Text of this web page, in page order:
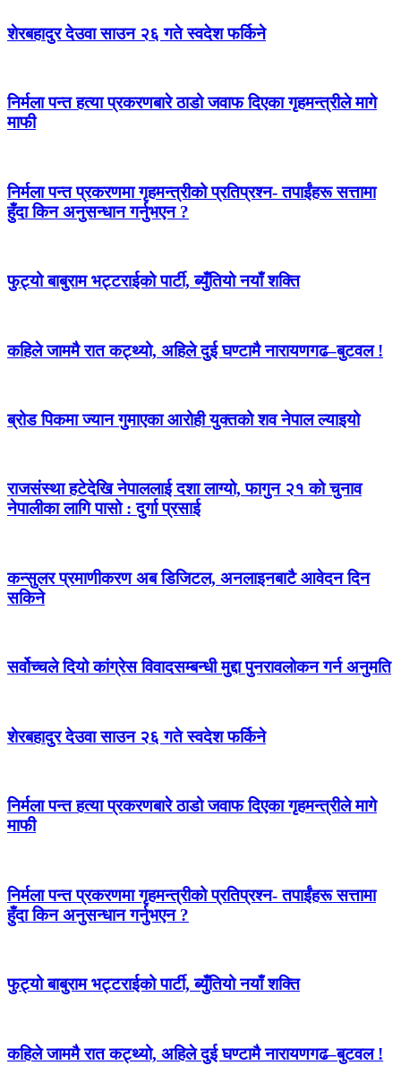
शेरबहादुर देउवा साउन २६ गते स्वदेश फर्किने
निर्मला पन्त हत्या प्रकरणबारे ठाडो जवाफ दिएका गृहमन्त्रीले मागे
माफी
निर्मला पन्त प्रकरणमा गृहमन्त्रीको प्रतिप्रश्न- तपाईंहरू सत्तामा
हुँदा किन अनुसन्धान गर्नुभएन ?
फुट्यो बाबुराम भट्टराईको पार्टी, ब्युँतियो नयाँ शक्ति
कहिले जाममै रात कट्थ्यो, अहिले दुई घण्टामै नारायणगढ–बुटवल !
ब्रोड पिकमा ज्यान गुमाएका आरोही युक्तको शव नेपाल ल्याइयो
राजसंस्था हटेदेखि नेपाललाई दशा लाग्यो, फागुन २१ को चुनाव
नेपालीका लागि पासो : दुर्गा प्रसाई
कन्सुलर प्रमाणीकरण अब डिजिटल, अनलाइनबाटै आवेदन दिन
सकिने
सर्वोच्चले दियो कांग्रेस विवादसम्बन्धी मुद्दा पुनरावलोकन गर्न अनुमति
शेरबहादुर देउवा साउन २६ गते स्वदेश फर्किने
निर्मला पन्त हत्या प्रकरणबारे ठाडो जवाफ दिएका गृहमन्त्रीले मागे
माफी
निर्मला पन्त प्रकरणमा गृहमन्त्रीको प्रतिप्रश्न- तपाईंहरू सत्तामा
हुँदा किन अनुसन्धान गर्नुभएन ?
फुट्यो बाबुराम भट्टराईको पार्टी, ब्युँतियो नयाँ शक्ति
कहिले जाममै रात कट्थ्यो, अहिले दुई घण्टामै नारायणगढ–बुटवल !